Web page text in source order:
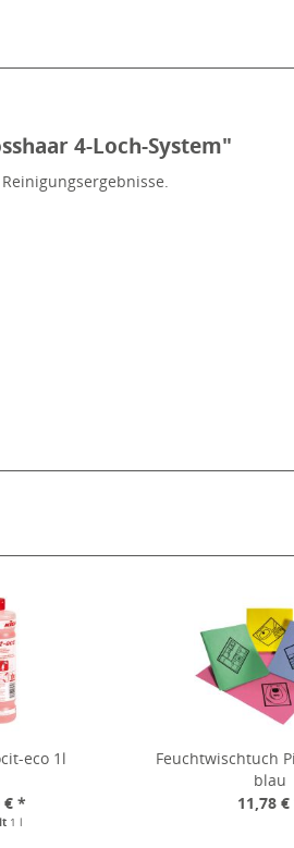
4-Loch-System"
eco 1l
€ *
1 l
Feuchtwischtuch
blau
11,78